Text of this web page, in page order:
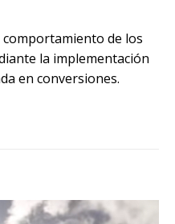
de los
la implementación
en conversiones.